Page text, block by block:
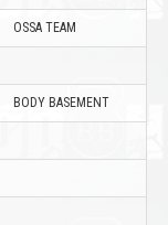
OSSA TEAM
BODY BASEMENT